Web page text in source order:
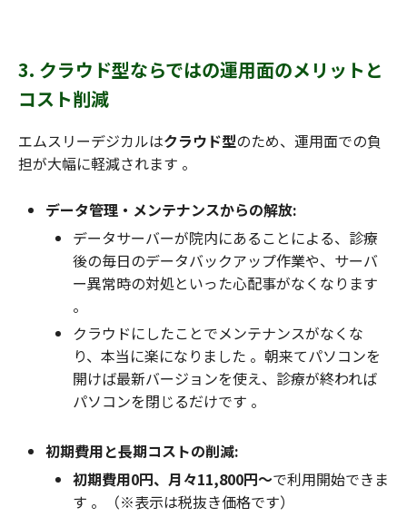
3. クラウド型ならではの運用面のメリットと
コスト削減
エムスリーデジカルはクラウド型のため、運用面での負
担が大幅に軽減されます 。
データ管理・メンテナンスからの解放:
データサーバーが院内にあることによる、診療
後の毎日のデータバックアップ作業や、サーバ
ー異常時の対処といった心配事がなくなります
。
クラウドにしたことでメンテナンスがなくな
り、本当に楽になりました 。朝来てパソコンを
開けば最新バージョンを使え、診療が終われば
パソコンを閉じるだけです 。
初期費用と長期コストの削減:
初期費用0円、月々11,800円〜で利用開始できま
す 。（※表示は税抜き価格です）